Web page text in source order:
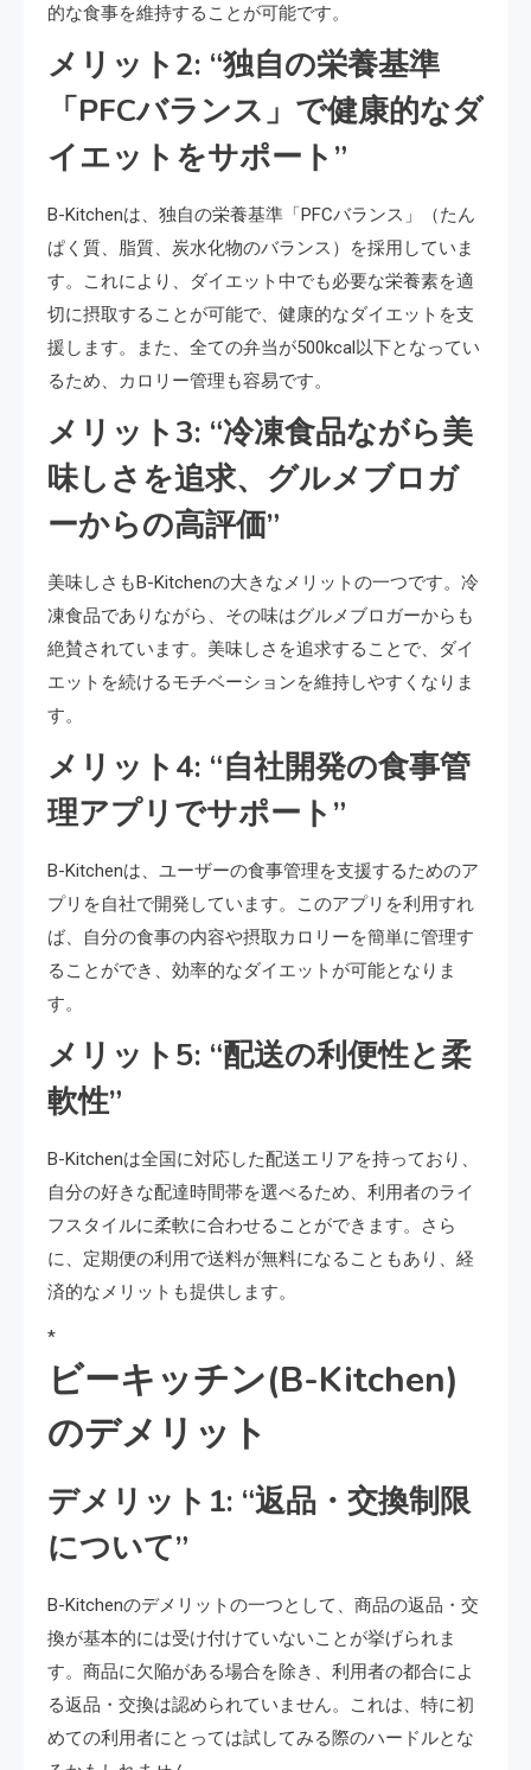
的な食事を維持することが可能です。
メリット2: “独自の栄養基準
「PFCバランス」で健康的なダ
イエットをサポート”
B-Kitchenは、独自の栄養基準「PFCバランス」（たん
ぱく質、脂質、炭水化物のバランス）を採用していま
す。これにより、ダイエット中でも必要な栄養素を適
切に摂取することが可能で、健康的なダイエットを支
援します。また、全ての弁当が500kcal以下となってい
るため、カロリー管理も容易です。
メリット3: “冷凍食品ながら美
味しさを追求、グルメブロガ
ーからの高評価”
美味しさもB-Kitchenの大きなメリットの一つです。冷
凍食品でありながら、その味はグルメブロガーからも
絶賛されています。美味しさを追求することで、ダイ
エットを続けるモチベーションを維持しやすくなりま
す。
メリット4: “自社開発の食事管
理アプリでサポート”
B-Kitchenは、ユーザーの食事管理を支援するためのア
プリを自社で開発しています。このアプリを利用すれ
ば、自分の食事の内容や摂取カロリーを簡単に管理す
ることができ、効率的なダイエットが可能となりま
す。
メリット5: “配送の利便性と柔
軟性”
B-Kitchenは全国に対応した配送エリアを持っており、
自分の好きな配達時間帯を選べるため、利用者のライ
フスタイルに柔軟に合わせることができます。さら
に、定期便の利用で送料が無料になることもあり、経
済的なメリットも提供します。
*
ビーキッチン(B-Kitchen)
のデメリット
デメリット1: “返品・交換制限
について”
B-Kitchenのデメリットの一つとして、商品の返品・交
換が基本的には受け付けていないことが挙げられま
す。商品に欠陥がある場合を除き、利用者の都合によ
る返品・交換は認められていません。これは、特に初
めての利用者にとっては試してみる際のハードルとな